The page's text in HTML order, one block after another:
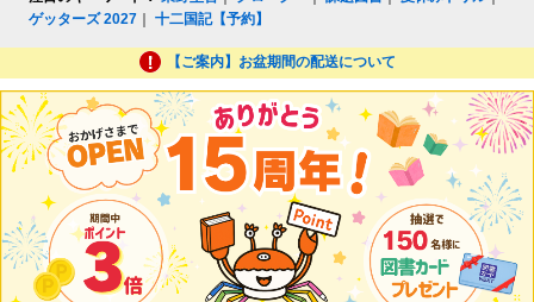
ゲッターズ 2027 ｜十二国記【予約】
【ご案内】お盆期間の配送について